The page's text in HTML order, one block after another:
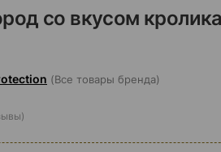
со вкусом
(Все товары бренда)